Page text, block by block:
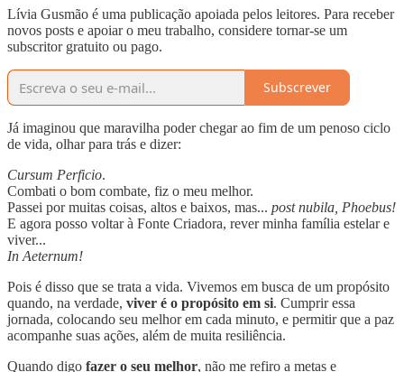
Lívia Gusmão é uma publicação apoiada pelos leitores. Para receber
novos posts e apoiar o meu trabalho, considere tornar-se um
subscritor gratuito ou pago.
Subscrever
Já imaginou que maravilha poder chegar ao fim de um penoso ciclo
de vida, olhar para trás e dizer:
Cursum Perficio.
Combati o bom combate, fiz o meu melhor.
Passei por muitas coisas, altos e baixos, mas... post nubila, Phoebus!
E agora posso voltar à Fonte Criadora, rever minha família estelar e
viver...
In Aeternum!
Pois é disso que se trata a vida. Vivemos em busca de um propósito
quando, na verdade, viver é o propósito em si. Cumprir essa
jornada, colocando seu melhor em cada minuto, e permitir que a paz
acompanhe suas ações, além de muita resiliência.
Quando digo fazer o seu melhor, não me refiro a metas e